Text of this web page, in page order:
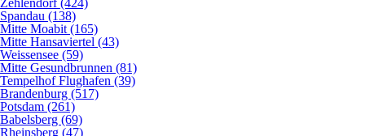
Zehlendorf (424)
Spandau (138)
Mitte Moabit (165)
Mitte Hansaviertel (43)
Weissensee (59)
Mitte Gesundbrunnen (81)
Tempelhof Flughafen (39)
Brandenburg (517)
Potsdam (261)
Babelsberg (69)
Rheinsberg (47)